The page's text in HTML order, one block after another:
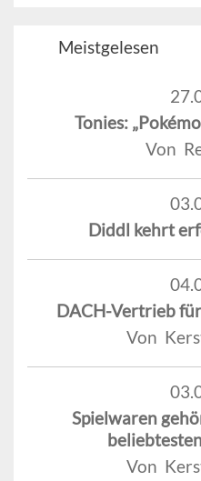
Meistgelesen
Tonies:
Von
Diddl kehrt
DACH-Vertrieb
Von
Spielwaren
Von